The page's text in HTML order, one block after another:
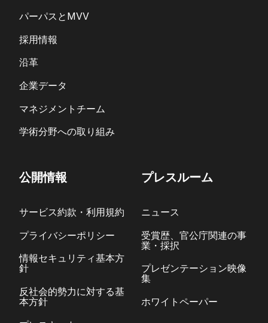
パーパスとMVV
採用情報
沿革
企業データ
マネジメントチーム
学術分野への取り組み
公開情報
サービス約款・利用規約
プライバシーポリシー
情報セキュリティ基本方
針
反社会的勢力に対する基
本方針
プレスルーム
ニュース
受賞歴、官公庁関連の事
業・採択
プレゼンテーション映像
集
ホワイトペーパー